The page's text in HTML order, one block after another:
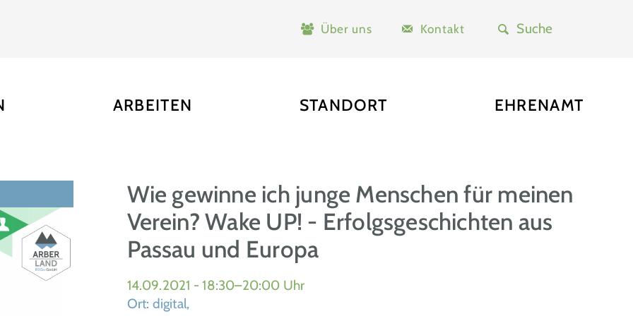
Über uns Kontakt
ARBEITEN STANDORT EHRENAMT
Wie gewinne ich junge Menschen für meinen
Verein? Wake UP! - Erfolgsgeschichten aus
Passau und Europa
14.09.2021 - 18:30–20:00 Uhr
Ort: digital,